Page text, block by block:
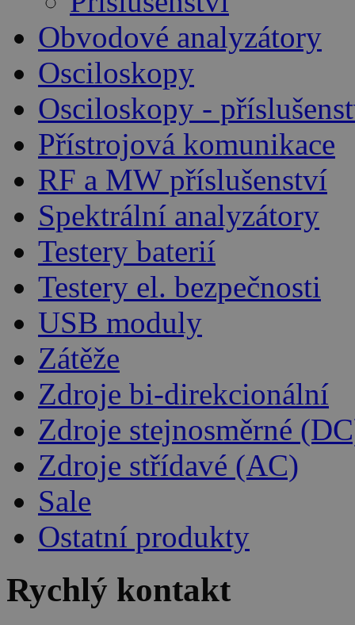
Obvodové analyzátory
Osciloskopy
Osciloskopy -
Přístrojová komunikace
RF a MW příslušenství
Spektrální analyzátory
Testery baterií
Testery el. bezpečnosti
USB moduly
Zátěže
Zdroje bi-direkcionální
Zdroje stejnosměrné
Zdroje střídavé (AC)
Sale
Ostatní produkty
Rychlý kontakt